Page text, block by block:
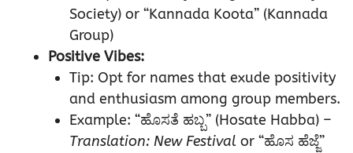
Society) or “Kannada Koota” (Kannada
Group)
Positive Vibes:
Tip: Opt for names that exude positivity
and enthusiasm among group members.
Example: “ಹೊಸತೆ ಹಬ್ಬ” (Hosate Habba) –
Translation: New Festival or “ಹೊಸ ಹೆಜ್ಜೆ”